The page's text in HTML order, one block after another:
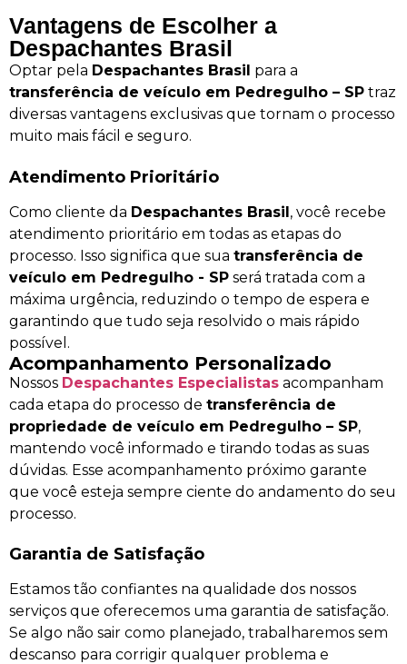
Vantagens de Escolher a
Despachantes Brasil
Optar pela Despachantes Brasil para a
transferência de veículo em Pedregulho – SP traz
diversas vantagens exclusivas que tornam o processo
muito mais fácil e seguro.
Atendimento Prioritário
Como cliente da Despachantes Brasil, você recebe
atendimento prioritário em todas as etapas do
processo. Isso significa que sua transferência de
veículo em Pedregulho - SP será tratada com a
máxima urgência, reduzindo o tempo de espera e
garantindo que tudo seja resolvido o mais rápido
possível.
Acompanhamento Personalizado
Nossos Despachantes Especialistas acompanham
cada etapa do processo de transferência de
propriedade de veículo em Pedregulho – SP,
mantendo você informado e tirando todas as suas
dúvidas. Esse acompanhamento próximo garante
que você esteja sempre ciente do andamento do seu
processo.
Garantia de Satisfação
Estamos tão confiantes na qualidade dos nossos
serviços que oferecemos uma garantia de satisfação.
Se algo não sair como planejado, trabalharemos sem
descanso para corrigir qualquer problema e